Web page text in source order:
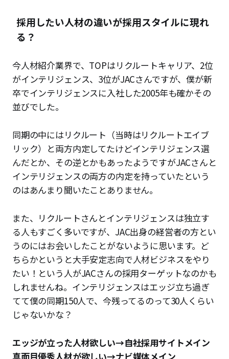
採用したい人材の違いが採用スタイルに現れ
る？
今人材紹介業界で、TOPはリクルートキャリア、2位
がインテリジェンス、3位がJACさんですが、僕が新
卒でインテリジェンスに入社した2005年も確かその
並びでした。
同期の中にはリクルート（当時はリクルートエイブ
リック）と両方内定してたけどインテリジェンス選
んだとか、その逆とかもあったようですがJACさんと
インテリジェンスの両方の内定を持っていたという
のはあんまり聞いたことありません。
また、リクルートさんとインテリジェンスは独立す
る人もすごく多いですが、JAC出身の経営者の方とい
うのにはお会いしたことがないように思います。ど
ちらかというと大手安定志向で人材ビジネスをやり
たい！という人がJACさんの採用ターゲットなのかも
しれませんね。インテリジェンスはエッジ立ち過ぎ
てて僕の同期150人で、今残ってるのって30人くらい
じゃないかな？
エッジが立った人材欲しい→自社採用サイトメイン
真面目優秀人材が欲しい→ナビ媒体メイン